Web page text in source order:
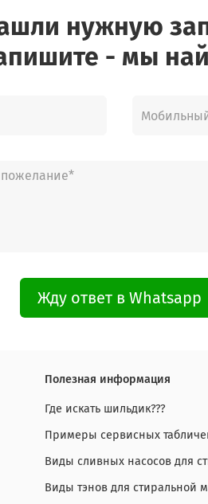
нужную
- мы
Жду ответ в Whatsapp
Полезная информация
Где искать шильдик???
Примеры сервисных
Виды сливных насосов для
Виды тэнов для стиральной